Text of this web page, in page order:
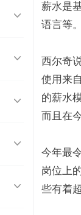





薪水是
语言等。
西尔奇
使用来自
的薪水
而且在
今年最
岗位上
些有着